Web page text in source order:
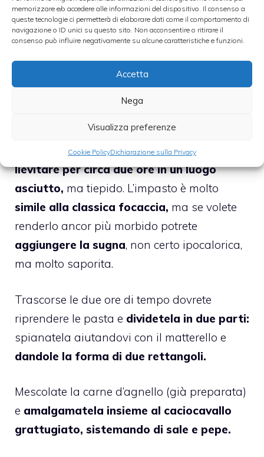
memorizzare e/o accedere alle informazioni del dispositivo. Il consenso a
queste tecnologie ci permetterà di elaborare dati come il comportamento di
navigazione o ID unici su questo sito. Non acconsentire o ritirare il
consenso può influire negativamente su alcune caratteristiche e funzioni.
Accetta
Nega
Visualizza preferenze
Cookie PolicyDichiarazione sulla Privacy
della fontana di farina, aggiungendo
ancheolioe un pizzico disale.
Impastate tutti gli ingredienti con cura e se
necessario aggiungete anche un altro po’ di
L’impasto dovrà risultare molto
omogeneo: a quel punto mettetelo
lievitare per circa due ore in un luogo
asciutto, ma tiepido. L’impasto è molto
simile alla classica focaccia, ma se volete
renderlo ancor più morbido potrete
aggiungere la sugna, non certo ipocalorica,
ma molto saporita.
Trascorse le due ore di tempo dovrete
riprendere le pasta e dividetela in due parti:
spianatela aiutandovi con il matterello e
dandole la forma di due rettangoli.
Mescolate la carne d’agnello (già preparata)
e amalgamatela insieme al caciocavallo
grattugiato, sistemando di sale e pepe.